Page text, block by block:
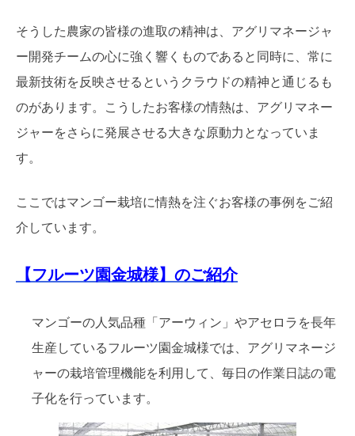
そうした農家の皆様の進取の精神は、アグリマネージャ
ー開発チームの心に強く響くものであると同時に、常に
最新技術を反映させるというクラウドの精神と通じるも
のがあります。こうしたお客様の情熱は、アグリマネー
ジャーをさらに発展させる大きな原動力となっていま
す。
ここではマンゴー栽培に情熱を注ぐお客様の事例をご紹
介しています。
【フルーツ園金城様】のご紹介
マンゴーの人気品種「アーウィン」やアセロラを長年
生産しているフルーツ園金城様では、アグリマネージ
ャーの栽培管理機能を利用して、毎日の作業日誌の電
子化を行っています。